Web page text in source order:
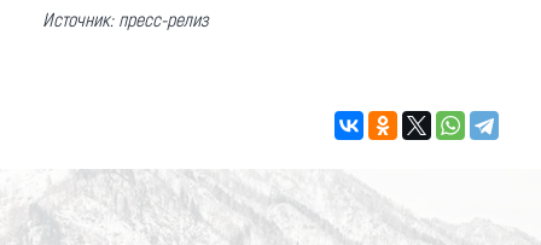
Источник: пресс-релиз